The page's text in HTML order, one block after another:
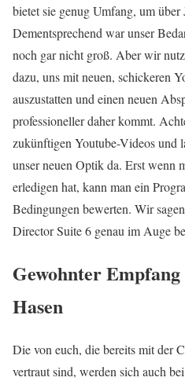
bietet sie genug Umfang, um über
Dementsprechend war unser
noch gar nicht groß. Aber wir
dazu, uns mit neuen, schickeren
auszustatten und einen neuen
professioneller daher kommt.
zukünftigen Youtube-Videos und
unser neuen Optik da. Erst wenn
erledigen hat, kann man ein
Bedingungen bewerten. Wir
Director Suite 6 genau im Auge
Gewohnter
Hasen
Die von euch, die bereits mit der
vertraut sind, werden sich auch